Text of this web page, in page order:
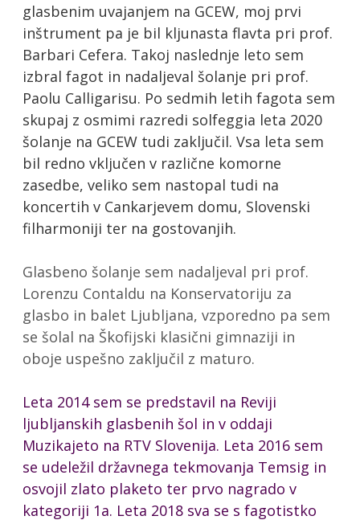
glasbenim uvajanjem na GCEW, moj prvi
inštrument pa je bil kljunasta flavta pri prof.
Barbari Cefera. Takoj naslednje leto sem
izbral fagot in nadaljeval šolanje pri prof.
Paolu Calligarisu. Po sedmih letih fagota sem
skupaj z osmimi razredi solfeggia leta 2020
šolanje na GCEW tudi zaključil. Vsa leta sem
bil redno vključen v različne komorne
zasedbe, veliko sem nastopal tudi na
koncertih v Cankarjevem domu, Slovenski
filharmoniji ter na gostovanjih.
Glasbeno šolanje sem nadaljeval pri prof.
Lorenzu Contaldu na Konservatoriju za
glasbo in balet Ljubljana, vzporedno pa sem
se šolal na Škofijski klasični gimnaziji in
oboje uspešno zaključil z maturo.
Leta 2014 sem se predstavil na Reviji
ljubljanskih glasbenih šol in v oddaji
Muzikajeto na RTV Slovenija. Leta 2016 sem
se udeležil državnega tekmovanja Temsig in
osvojil zlato plaketo ter prvo nagrado v
kategoriji 1a. Leta 2018 sva se s fagotistko